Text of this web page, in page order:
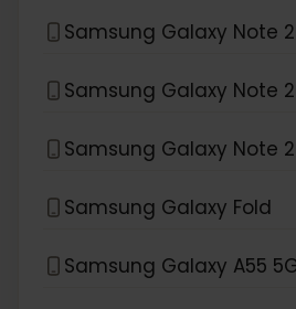
Samsung Galaxy Note
Samsung Galaxy Note
Samsung Galaxy Note
Samsung Galaxy Fold
Samsung Galaxy A55